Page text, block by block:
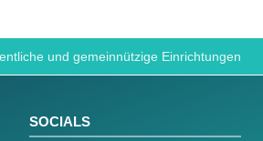
und gemeinnützige Einrichtungen
SOCIALS